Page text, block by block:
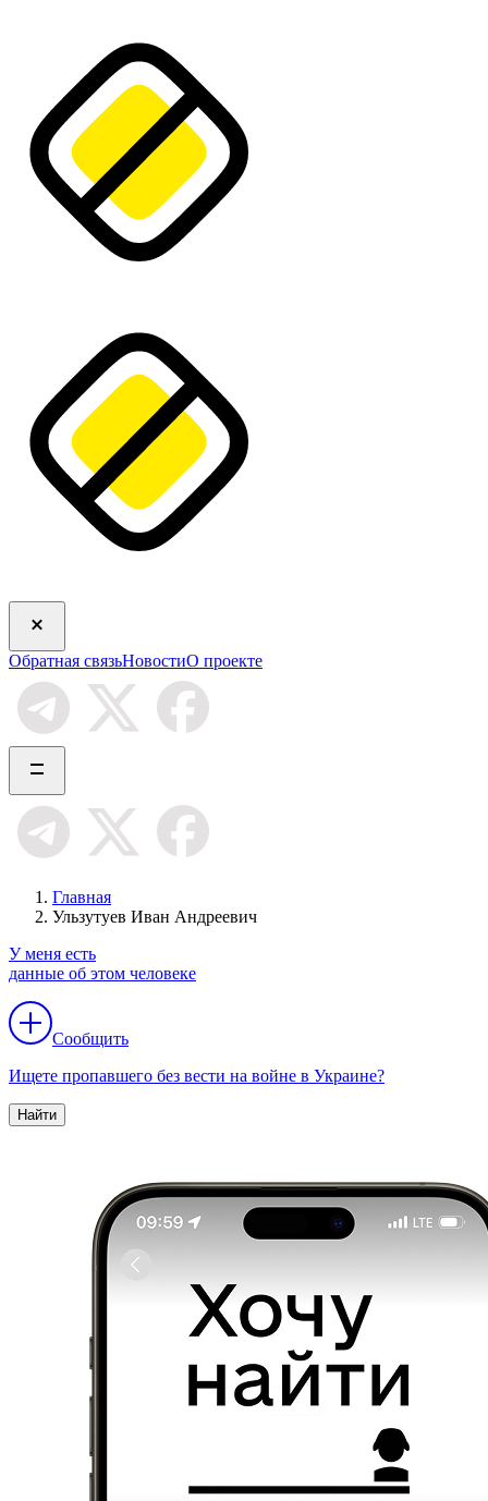
Обратная связьНовостиО проекте
Главная
Ульзутуев Иван Андреевич
У меня есть
данные об этом человеке
Сообщить
Ищете пропавшего без вести на войне в Украине?
Найти